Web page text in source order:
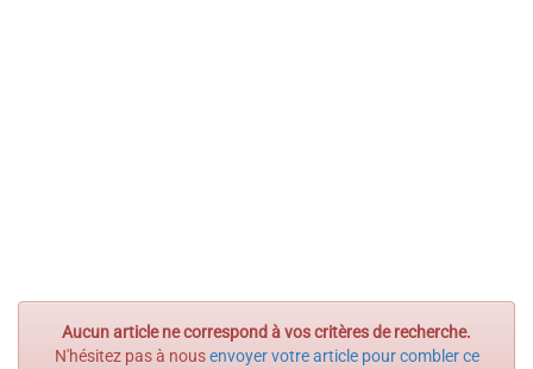
Aucun article ne correspond à vos critères de recherche.
N'hésitez pas à nousenvoyer votre article pour combler ce